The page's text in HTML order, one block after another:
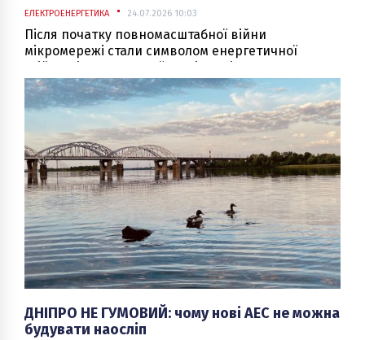
ЕЛЕКТРОЕНЕРГЕТИКА 24.07.2026 10:03
Після початку повномасштабної війни
мікромережі стали символом енергетичної
сприймають лише як резерв на випадок
відключень. Насправді вони можуть бути не
витратною інфраструктурою, а довгостроковим
інвестиційним активом, що працює щодня,
приносить дохід і підвищує енергетичну
незалежність громади. Для цього не обов’язково
будувати нові об’єкти — перший крок полягає в
тому, щоб об’єднати вже наявні енергетичні
активи та підготувати громаду до співпраці з
інвесторами.
ДНІПРО НЕ ГУМОВИЙ: чому нові АЕС не можна
будувати наосліп